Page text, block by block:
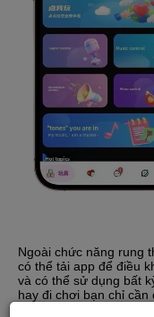
Ngoài chức năng rung
có thể tải app để điều
và có thể sử dụng bất
hay đi chơi bạn chỉ
trên điện thoại thì ở